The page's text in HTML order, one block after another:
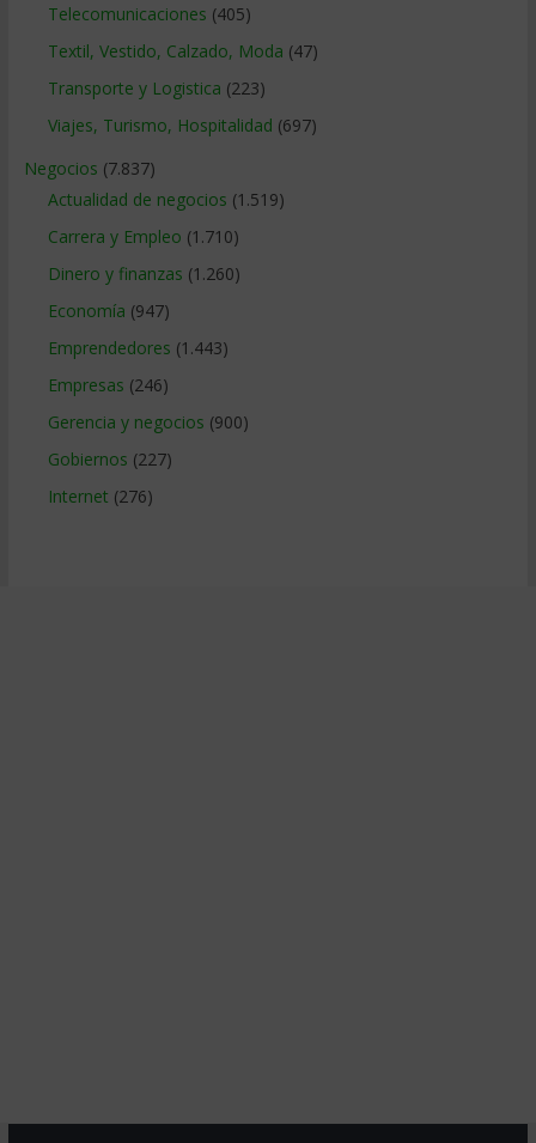
Telecomunicaciones (405)
Textil, Vestido, Calzado, Moda (47)
Transporte y Logistica (223)
Viajes, Turismo, Hospitalidad (697)
Negocios (7.837)
Actualidad de negocios (1.519)
Carrera y Empleo (1.710)
Dinero y finanzas (1.260)
Economía (947)
Emprendedores (1.443)
Empresas (246)
Gerencia y negocios (900)
Gobiernos (227)
Internet (276)